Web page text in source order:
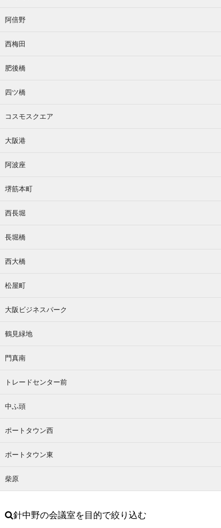
阿倍野
西梅田
肥後橋
四ツ橋
コスモスクエア
大阪港
阿波座
堺筋本町
西長堀
長堀橋
西大橋
松屋町
大阪ビジネスパーク
鶴見緑地
門真南
トレードセンター前
中ふ頭
ポートタウン西
ポートタウン東
柴原
針中野の会議室を目的で絞り込む